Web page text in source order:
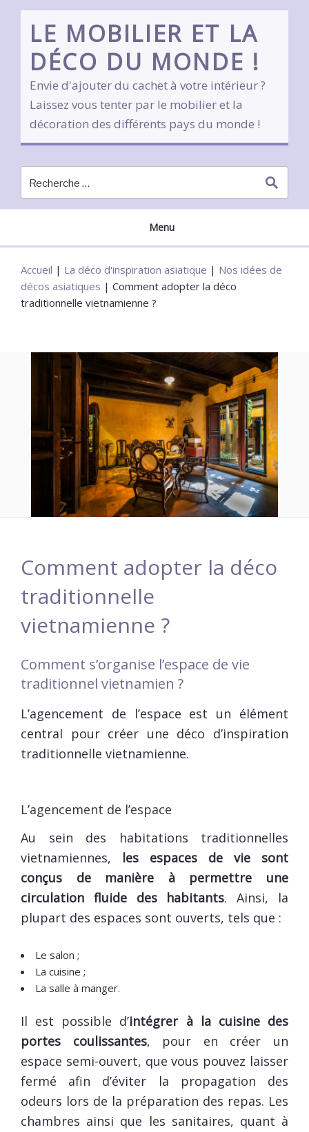
contentLE MOBILIER ET LA
DÉCO DU MONDE !
Envie d'ajouter du cachet à votre intérieur ?
Laissez vous tenter par le mobilier et la
décoration des différents pays du monde !
Menu
Accueil | La déco d'inspiration asiatique | Nos idées de
décos asiatiques | Comment adopter la déco
traditionnelle vietnamienne ?
Comment adopter la déco
traditionnelle
vietnamienne ?
Comment s’organise l’espace de vie
traditionnel vietnamien ?
L’agencement de l’espace est un élément
central pour créer une déco d’inspiration
traditionnelle vietnamienne.
L’agencement de l’espace
Au sein des habitations traditionnelles
vietnamiennes, les espaces de vie sont
conçus de manière à permettre une
circulation fluide des habitants. Ainsi, la
plupart des espaces sont ouverts, tels que :
Le salon ;
La cuisine ;
La salle à manger.
Il est possible d’intégrer à la cuisine des
portes coulissantes, pour en créer un
espace semi-ouvert, que vous pouvez laisser
fermé afin d’éviter la propagation des
odeurs lors de la préparation des repas. Les
chambres ainsi que les sanitaires, quant à